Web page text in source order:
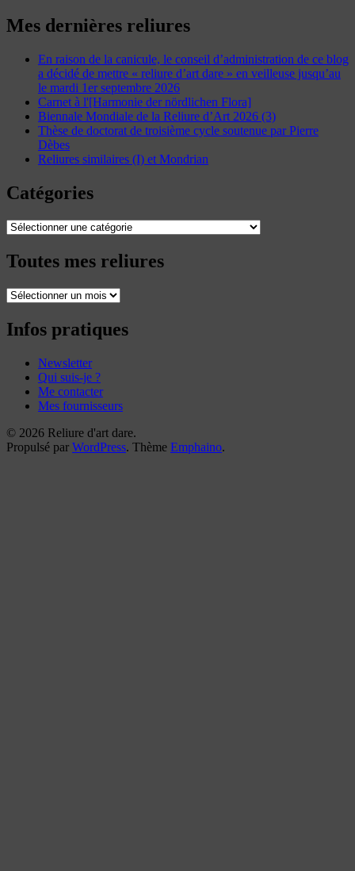
Mes dernières reliures
En raison de la canicule, le conseil d’administration de ce blog
a décidé de mettre « reliure d’art dare » en veilleuse jusqu’au
le mardi 1er septembre 2026
Carnet à l'[Harmonie der nördlichen Flora]
Biennale Mondiale de la Reliure d’Art 2026 (3)
Thèse de doctorat de troisième cycle soutenue par Pierre
Dèbes
Reliures similaires (I) et Mondrian
Catégories
Catégories
Toutes mes reliures
Toutes
reliures
Infos pratiques
Newsletter
Qui suis-je ?
Me contacter
Mes fournisseurs
© 2026 Reliure d'art dare.
Propulsé par WordPress. Thème Emphaino.